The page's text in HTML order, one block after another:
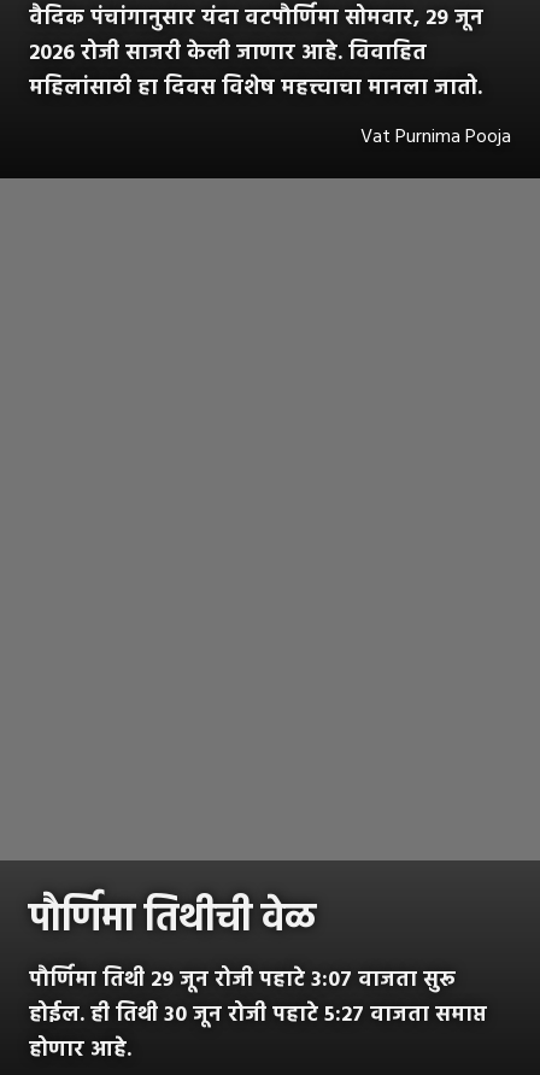
वैदिक पंचांगानुसार यंदा वटपौर्णिमा सोमवार, 29 जून
2026 रोजी साजरी केली जाणार आहे. विवाहित
महिलांसाठी हा दिवस विशेष महत्त्वाचा मानला जातो.
Vat Purnima Pooja
पौर्णिमा तिथीची वेळ
पौर्णिमा तिथी 29 जून रोजी पहाटे 3:07 वाजता सुरू
होईल. ही तिथी 30 जून रोजी पहाटे 5:27 वाजता समाप्त
होणार आहे.